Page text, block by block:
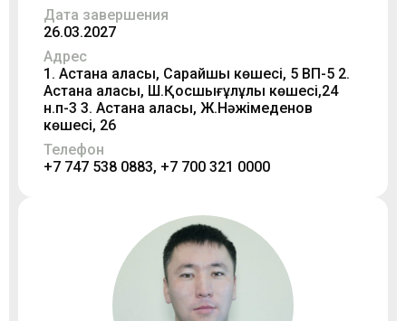
Дата завершения
26.03.2027
Адрес
1. Астана қаласы, Сарайшық көшесі, 5 ВП-5 2.
Астана қаласы, Ш.Қосшығұлұлы көшесі,24
н.п-3 3. Астана қаласы, Ж.Нәжімеденов
көшесі, 26
Телефон
+7 747 538 0883, +7 700 321 0000